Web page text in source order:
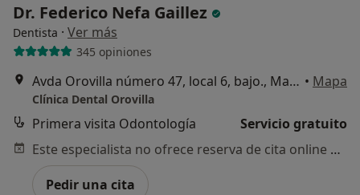
Dr. Federico Nefa Gaillez
Dentista · Ver más
345 opiniones
Avda Orovilla número 47, local 6, bajo., Madrid • Mapa
Clínica Dental Orovilla
Primera visita Odontología
Servicio gratuito
Este especialista no ofrece reserva de cita online en esta dirección.
Pedir una cita